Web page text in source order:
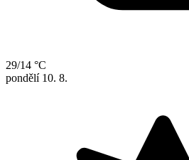
29/14 °C
pondělí 10. 8.